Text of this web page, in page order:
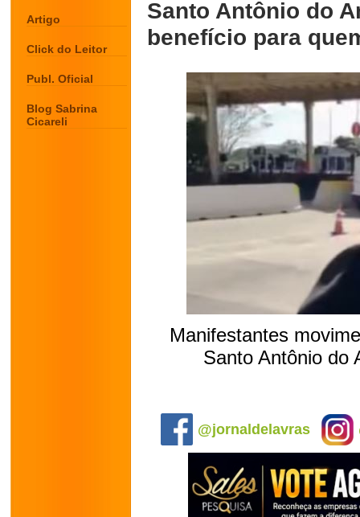
Artigo
Click do Leitor
Publ. Oficial
Blog Sabrina
Cicareli
Santo Antônio do
benefício para
Manifestantes
Santo Antônio do
@jornaldelavras